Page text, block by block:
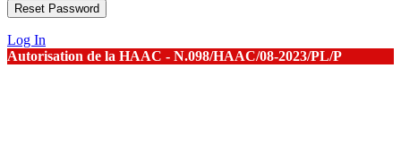
Log In
Autorisation de la HAAC - N.098/HAAC/08-2023/PL/P